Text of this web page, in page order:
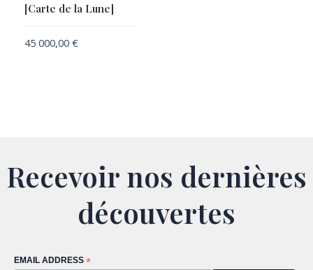
[Carte de la Lune]
45 000,00 €
Recevoir nos dernières
découvertes
EMAIL ADDRESS *